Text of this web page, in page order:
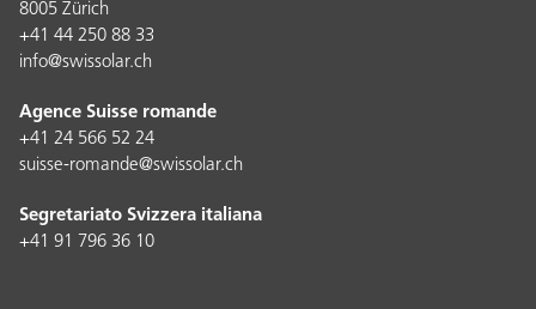
8005 Zürich
+41 44 250 88 33
info@swissolar.ch
Agence Suisse romande
+41 24 566 52 24
suisse-romande@swissolar.ch
Segretariato Svizzera italiana
+41 91 796 36 10